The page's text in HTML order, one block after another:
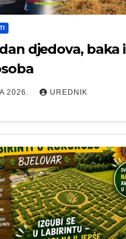
djedova, baka i
2026. UREDNIK